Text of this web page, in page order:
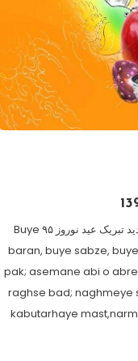
اس ام اس جدید تبریک عید نوروز ۹۵ اس ام اس جدید تبریک عید نوروز ۹۵ Buye
baran, buye sabze,
pak; asemane abi o
raghse bad; naghmeye
kabutarhaye